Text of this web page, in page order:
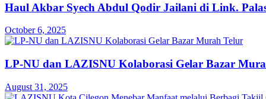
Haul Akbar Syech Abdul Qodir Jailani di Link.
October 6, 2025
LP-NU dan LAZISNU Kolaborasi Gelar Bazar
August 31, 2025